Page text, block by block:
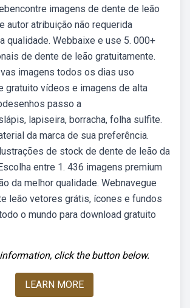
imagens de dente de leão
autor atribuição não requerida
qualidade. Webbaixe e use 5. 000+
de dente de leão gratuitamente.
imagens todos os dias uso
gratuito vídeos e imagens de alta
passo a
lapiseira, borracha, folha sulfite.
da marca de sua preferência.
de stock de dente de leão da
entre 1. 436 imagens premium
da melhor qualidade. Webnavegue
leão vetores grátis, ícones e fundos
o mundo para download gratuito
click the button below.
LEARN MORE